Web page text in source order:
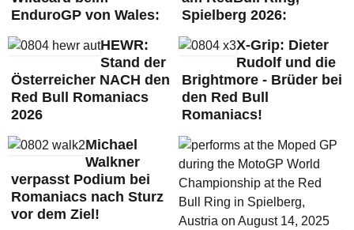
EnduroGP von Wales:
Spielberg 2026:
HEWR:
Stand der
Österreicher NACH den
Red Bull Romaniacs
2026
X-Grip: Dieter
Rudolf und die
Brightmore - Brüder bei
den Red Bull
Romaniacs!
Michael
Walkner
verpasst Podium bei
Romaniacs nach Sturz
vor dem Ziel!